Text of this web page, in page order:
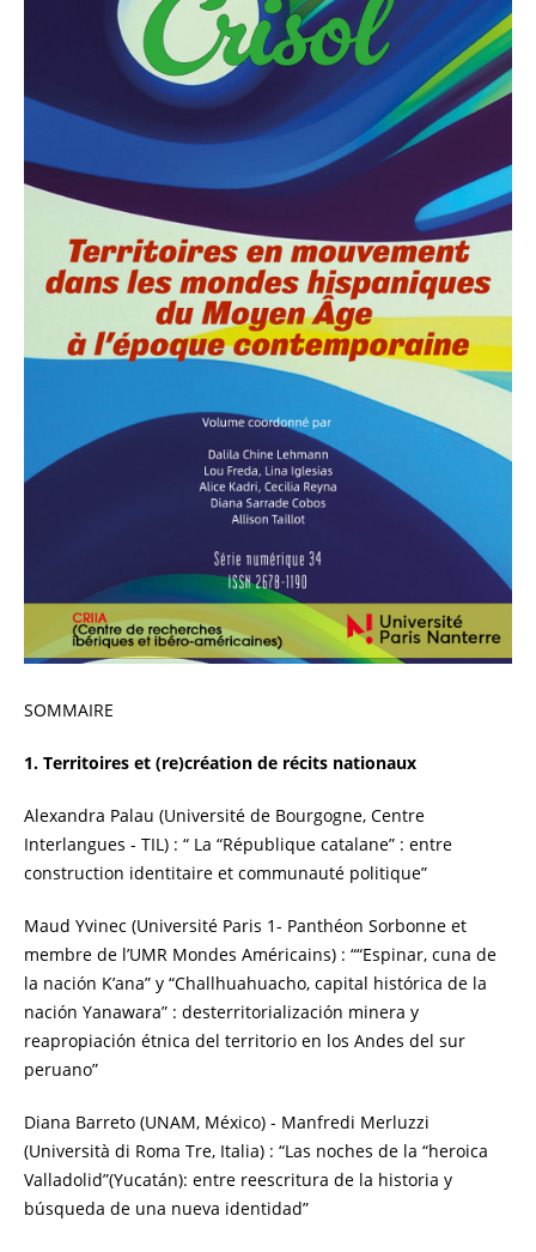
SOMMAIRE
1. Territoires et (re)création de récits nationaux
Alexandra Palau (Université de Bourgogne, Centre
Interlangues - TIL) : “ La “République catalane” : entre
construction identitaire et communauté politique”
Maud Yvinec (Université Paris 1- Panthéon Sorbonne et
membre de l’UMR Mondes Américains) : ““Espinar, cuna de
la nación K’ana” y “Challhuahuacho, capital histórica de la
nación Yanawara” : desterritorialización minera y
reapropiación étnica del territorio en los Andes del sur
peruano”
Diana Barreto (UNAM, México) - Manfredi Merluzzi
(Università di Roma Tre, Italia) : “Las noches de la “heroica
Valladolid”(Yucatán): entre reescritura de la historia y
búsqueda de una nueva identidad”